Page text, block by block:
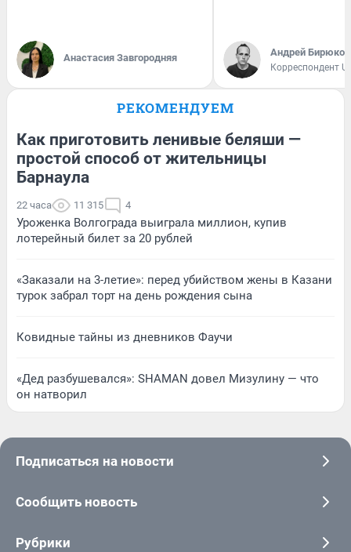
Анастасия Завгородняя Андрей Бирюков
Корреспондент
РЕКОМЕНДУЕМ
Как приготовить ленивые беляши —
простой способ от жительницы
Барнаула
22 часа 11 315 4
Уроженка Волгограда выиграла миллион, купив
лотерейный билет за 20 рублей
«Заказали на 3-летие»: перед убийством жены в Казани
турок забрал торт на день рождения сына
Ковидные тайны из дневников Фаучи
«Дед разбушевался»: SHAMAN довел Мизулину — что
он натворил
Подписаться на новости
Сообщить новость
Рубрики